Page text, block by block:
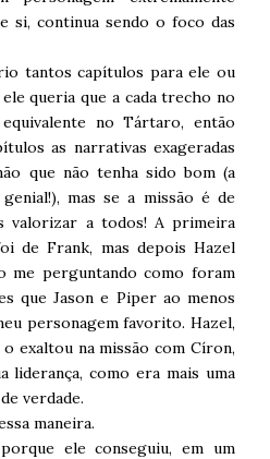
si, continua sendo o foco das
tantos capítulos para ele ou
queria que a cada trecho no
no Tártaro, então
as narrativas exageradas
que não tenha sido bom (a
mas se a missão é de
valorizar a todos! A primeira
de Frank, mas depois Hazel
me perguntando como foram
que Jason e Piper ao menos
personagem favorito. Hazel,
exaltou na missão com Círon,
liderança, como era mais uma
verdade.
maneira.
ele conseguiu, em um